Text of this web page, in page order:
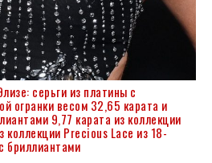
серьги из платины с
огранки весом 32,65 карата и
9,77 карата из коллекции
Precious Lace из 18-
бриллиантами